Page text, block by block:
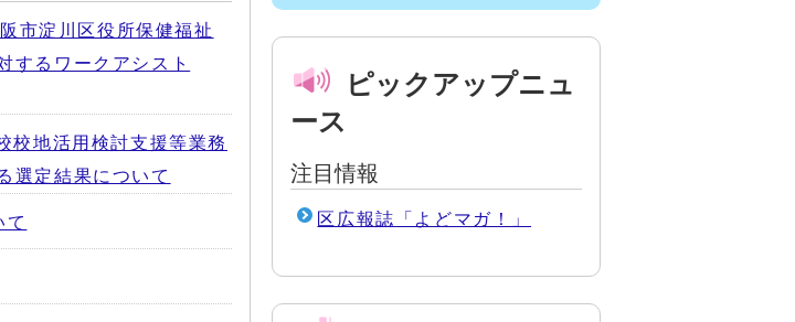
市淀川区役所保健福祉
するワークアシスト
校地活用検討支援等業務
選定結果について
て
ピックアップニュ
ース
注目情報
区広報誌「よどマガ！」